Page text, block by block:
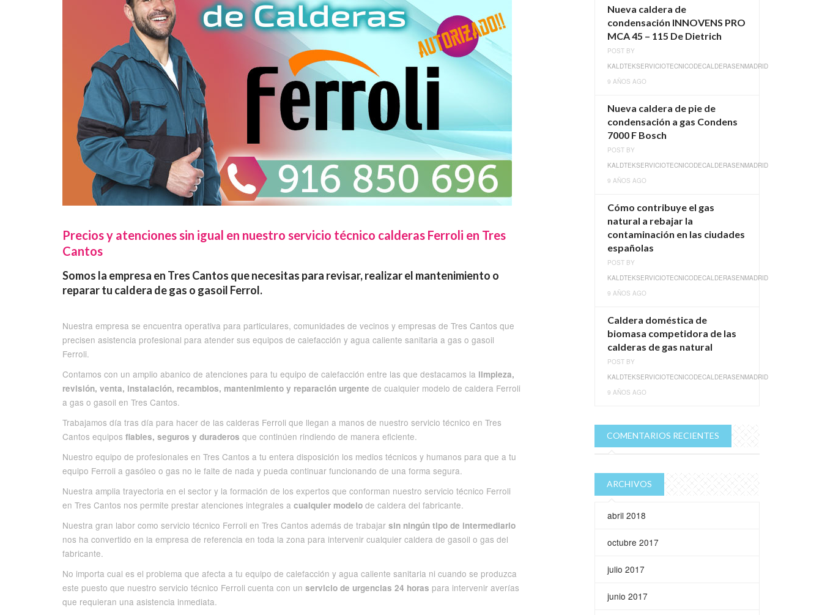
Precios y atenciones sin igual en nuestro servicio técnico calderas Ferroli en Tres
Cantos
Somos la empresa en Tres Cantos que necesitas para revisar, realizar el mantenimiento o
reparar tu caldera de gas o gasoil Ferrol.
Nuestra empresa se encuentra operativa para particulares, comunidades de vecinos y empresas de Tres Cantos que
precisen asistencia profesional para atender sus equipos de calefacción y agua caliente sanitaria a gas o gasoil
Ferroli.
Contamos con un amplio abanico de atenciones para tu equipo de calefacción entre las que destacamos la limpieza,
revisión, venta, instalación, recambios, mantenimiento y reparación urgente de cualquier modelo de caldera Ferroli
a gas o gasoil en Tres Cantos.
Trabajamos día tras día para hacer de las calderas Ferroli que llegan a manos de nuestro servicio técnico en Tres
Cantos equipos fiables, seguros y duraderos que continúen rindiendo de manera eficiente.
Nuestro equipo de profesionales en Tres Cantos a tu entera disposición los medios técnicos y humanos para que a tu
equipo Ferroli a gasóleo o gas no le falte de nada y pueda continuar funcionando de una forma segura.
Nuestra amplia trayectoria en el sector y la formación de los expertos que conforman nuestro servicio técnico Ferroli
en Tres Cantos nos permite prestar atenciones integrales a cualquier modelo de caldera del fabricante.
Nuestra gran labor como servicio técnico Ferroli en Tres Cantos además de trabajar sin ningún tipo de intermediario
nos ha convertido en la empresa de referencia en toda la zona para intervenir cualquier caldera de gasoil o gas del
fabricante.
No importa cual es el problema que afecta a tu equipo de calefacción y agua caliente sanitaria ni cuando se produzca
este puesto que nuestro servicio técnico Ferroli cuenta con un servicio de urgencias 24 horas para intervenir averías
que requieran una asistencia inmediata.
Nueva caldera de
condensación INNOVENS PRO
MCA 45 – 115 De Dietrich
POST BY
KALDTEKSERVICIOTECNICODECALDERASENMADRID
9 AÑOS AGO
Nueva caldera de pie de
condensación a gas Condens
7000 F Bosch
POST BY
KALDTEKSERVICIOTECNICODECALDERASENMADRID
9 AÑOS AGO
Cómo contribuye el gas
natural a rebajar la
contaminación en las ciudades
españolas
POST BY
KALDTEKSERVICIOTECNICODECALDERASENMADRID
9 AÑOS AGO
Caldera doméstica de
biomasa competidora de las
calderas de gas natural
POST BY
KALDTEKSERVICIOTECNICODECALDERASENMADRID
9 AÑOS AGO
COMENTARIOS RECIENTES
ARCHIVOS
abril 2018
octubre 2017
julio 2017
junio 2017